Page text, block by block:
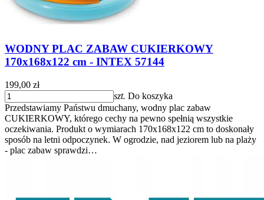
WODNY PLAC ZABAW CUKIERKOWY
170x168x122 cm - INTEX 57144
199,00 zł
szt. Do koszyka
Przedstawiamy Państwu dmuchany, wodny plac zabaw
CUKIERKOWY, którego cechy na pewno spełnią wszystkie
oczekiwania. Produkt o wymiarach 170x168x122 cm to doskonały
sposób na letni odpoczynek. W ogrodzie, nad jeziorem lub na plaży
- plac zabaw sprawdzi…